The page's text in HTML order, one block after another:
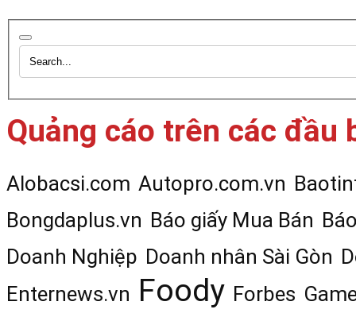
Quảng cáo trên các đầu
Alobacsi.com Autopro.com.vn
Bongdaplus.vn Báo giấy Mua Bán
Doanh Nghiệp Doanh nhân Sài Gòn
Enternews.vn Foody Forbes